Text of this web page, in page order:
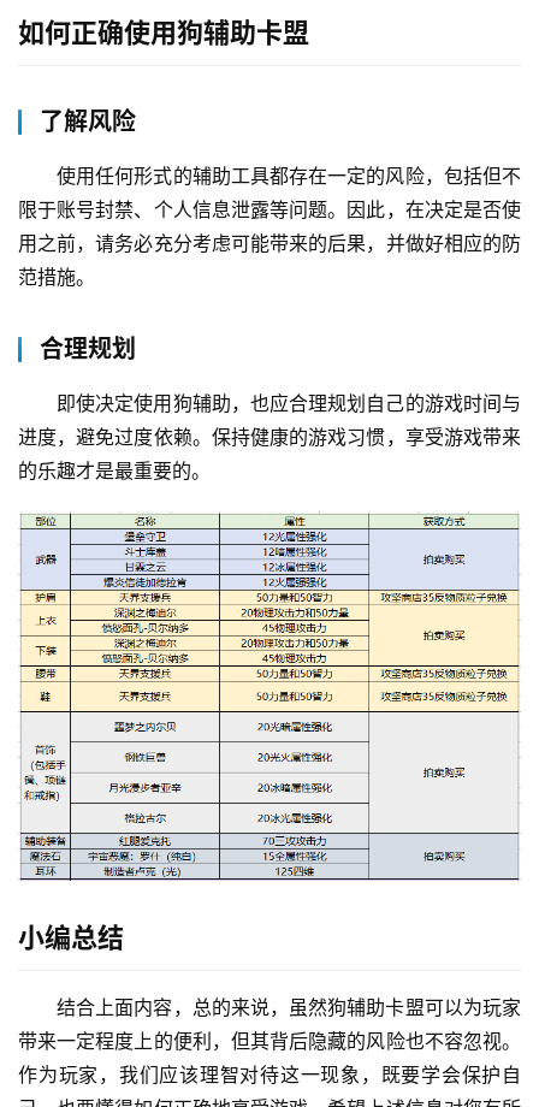
如何正确使用狗辅助卡盟
了解风险
使用任何形式的辅助工具都存在一定的风险，包括但不
限于账号封禁、个人信息泄露等问题。因此，在决定是否使
用之前，请务必充分考虑可能带来的后果，并做好相应的防
范措施。
合理规划
即使决定使用狗辅助，也应合理规划自己的游戏时间与
进度，避免过度依赖。保持健康的游戏习惯，享受游戏带来
的乐趣才是最重要的。
小编总结
结合上面内容，总的来说，虽然狗辅助卡盟可以为玩家
带来一定程度上的便利，但其背后隐藏的风险也不容忽视。
作为玩家，我们应该理智对待这一现象，既要学会保护自